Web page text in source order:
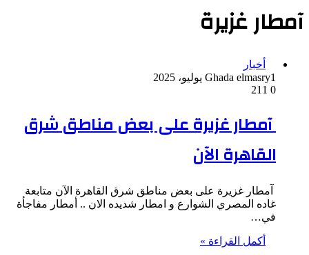
آمطار غزيرة
أخبار
Ghada elmasry1 يوليو، 2025
0
آمطار غزيرة على بعض مناطق شرق
القاهرة الآن
آمطار غزيرة على بعض مناطق شرق القاهرة الآن متابعة
غاده المصري الشوارع و امطار شديده الان .. أمطار مفاجأة
في…
أكمل القراءة »